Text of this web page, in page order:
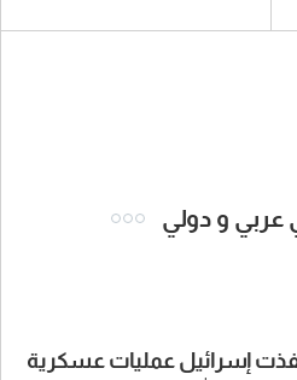
عربي و دولي
نفذت إسرائيل عمليات عسكرية